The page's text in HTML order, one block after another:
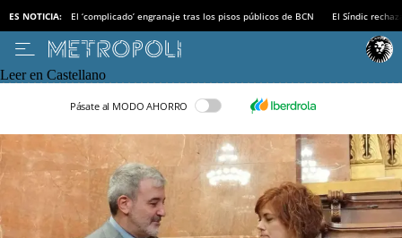
ES NOTICIA: El ‘complicado’ engranaje tras los pisos públicos de BCN El Síndic
Leer en Castellano
Pásate al MODO AHORRO